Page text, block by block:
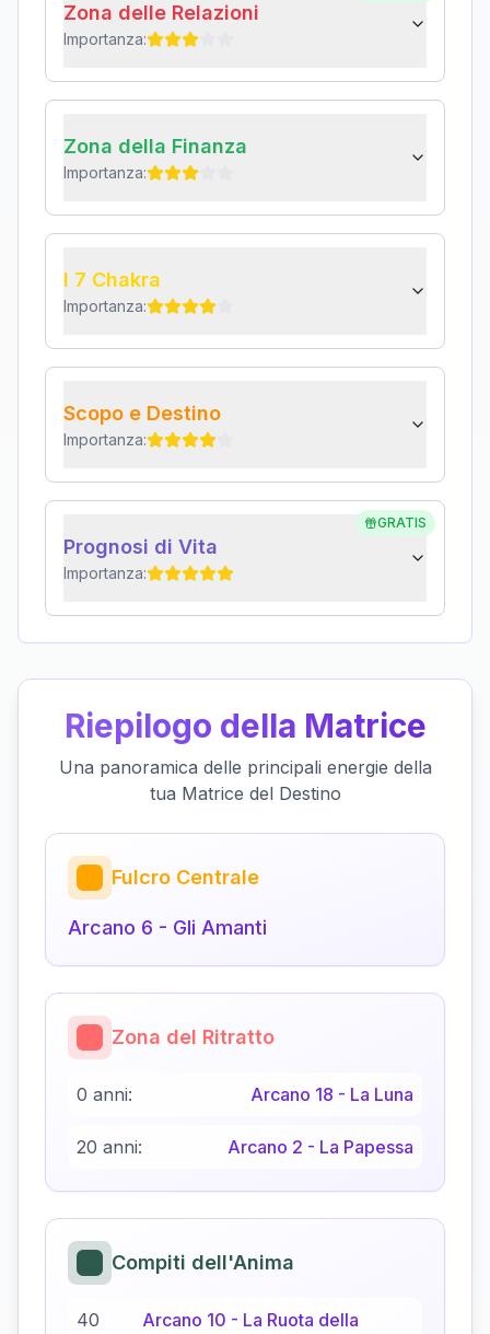
Zona delle Relazioni
Importanza:
Zona della Finanza
Importanza:
I 7 Chakra
Importanza:
Scopo e Destino
Importanza:
GRATIS
Prognosi di Vita
Importanza:
Riepilogo della Matrice
Una panoramica delle principali energie della
tua Matrice del Destino
Fulcro Centrale
Arcano 6 - Gli Amanti
Zona del Ritratto
0 anni: Arcano 18 - La Luna
20 anni: Arcano 2 - La Papessa
Compiti dell'Anima
40
Arcano 10 - La Ruota della